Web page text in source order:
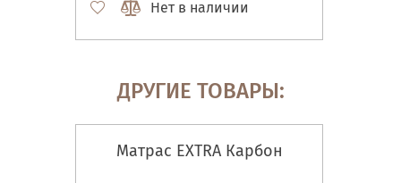
Нет в наличии
ДРУГИЕ ТОВАРЫ:
Матрас EXTRA Карбон